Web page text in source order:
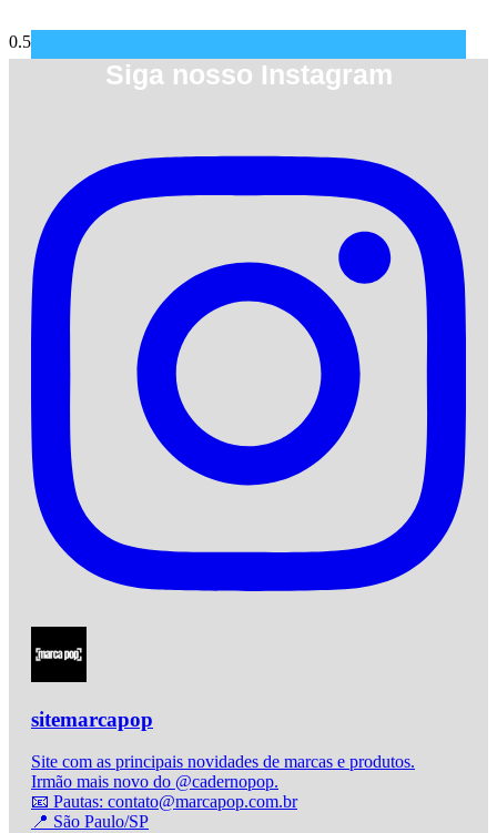
Siga nosso Instagram
sitemarcapop
Site com as principais novidades de marcas e produtos.
Irmão mais novo do @cadernopop.
📧 Pautas: contato@marcapop.com.br
📍 São Paulo/SP